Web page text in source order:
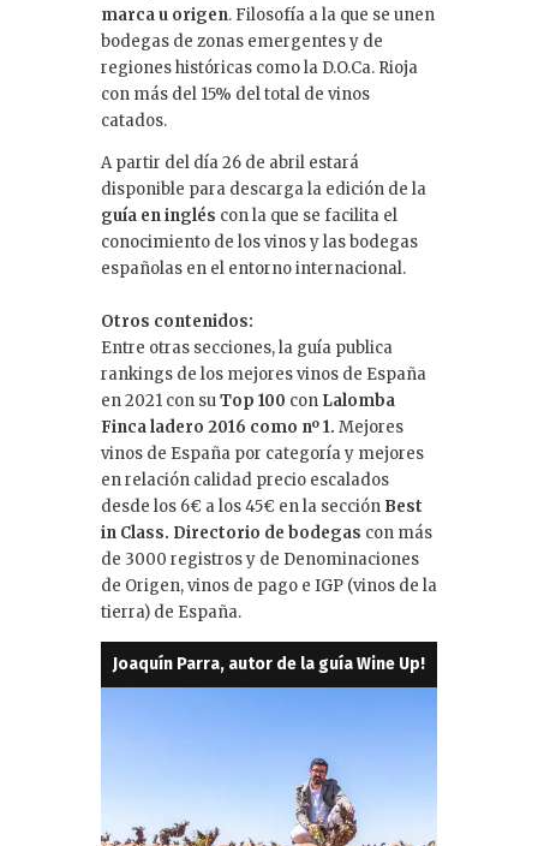
marca u origen. Filosofía a la que se unen
bodegas de zonas emergentes y de
regiones históricas como la D.O.Ca. Rioja
con más del 15% del total de vinos
catados.
A partir del día 26 de abril estará
disponible para descarga la edición de la
guía en inglés con la que se facilita el
conocimiento de los vinos y las bodegas
españolas en el entorno internacional.
Otros contenidos:
Entre otras secciones, la guía publica
rankings de los mejores vinos de España
en 2021 con suTop 100 con Lalomba
Finca ladero 2016 como nº 1. Mejores
vinos de España por categoría y mejores
en relación calidad precio escalados
desde los 6€ a los 45€ en la sección Best
in Class. Directorio de bodegas con más
de 3000 registros y de Denominaciones
de Origen, vinos de pago e IGP (vinos de la
tierra) de España.
Joaquín Parra, autor de la guía Wine Up!